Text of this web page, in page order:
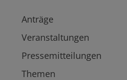
Anträge
Veranstaltungen
Pressemitteilungen
Themen